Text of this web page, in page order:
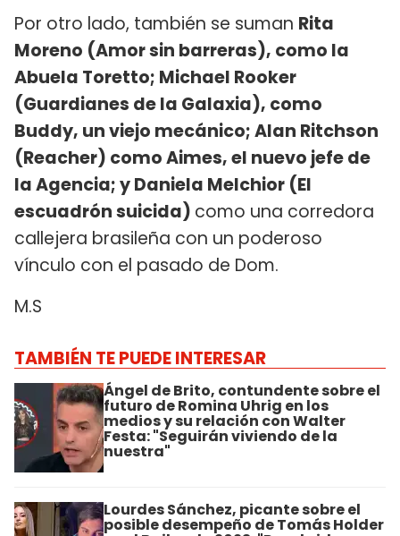
Por otro lado, también se suman Rita
Moreno (Amor sin barreras), como la
Abuela Toretto; Michael Rooker
(Guardianes de la Galaxia), como
Buddy, un viejo mecánico; Alan Ritchson
(Reacher) como Aimes, el nuevo jefe de
la Agencia; y Daniela Melchior (El
escuadrón suicida) como una corredora
callejera brasileña con un poderoso
vínculo con el pasado de Dom.
M.S
TAMBIÉN TE PUEDE INTERESAR
Ángel de Brito, contundente sobre el
futuro de Romina Uhrig en los
medios y su relación con Walter
Festa: "Seguirán viviendo de la
nuestra"
Lourdes Sánchez, picante sobre el
posible desempeño de Tomás Holder